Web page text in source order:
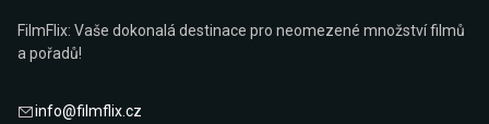
FilmFlix: Vaše dokonalá destinace pro neomezené množství filmů
a pořadů!
info@filmflix.cz